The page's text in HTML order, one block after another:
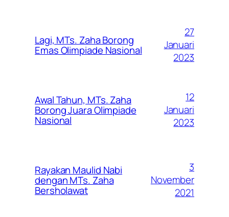
Lagi, MTs. Zaha Borong
Emas Olimpiade Nasional
27
Januari
2023
Awal Tahun, MTs. Zaha
Borong Juara Olimpiade
Nasional
12
Januari
2023
Rayakan Maulid Nabi
dengan MTs. Zaha
Bersholawat
3
November
2021